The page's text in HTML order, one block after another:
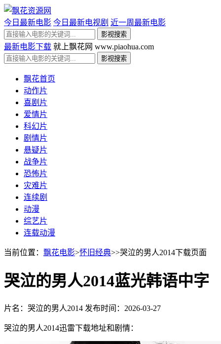
今日最新电影 今日最新电视剧 近一周最新电影
最新电影下载 就上飘花网 www.piaohua.com
飘花首页
动作片
喜剧片
爱情片
科幻片
剧情片
悬疑片
战争片
恐怖片
灾难片
连续剧
动漫
综艺片
连载动漫
当前位置： 飘花电影>怀旧经典>>哭泣的男人2014下载页面
哭泣的男人2014蓝光韩语中字
片名：哭泣的男人2014 发布时间：2026-03-27
哭泣的男人2014迅雷下载地址和剧情：